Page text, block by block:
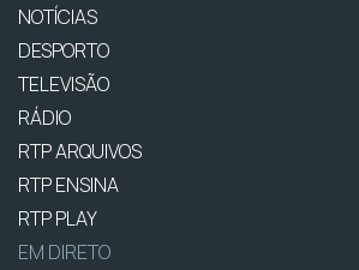
NOTÍCIAS
DESPORTO
TELEVISÃO
RÁDIO
RTP ARQUIVOS
RTP ENSINA
RTP PLAY
EM DIRETO